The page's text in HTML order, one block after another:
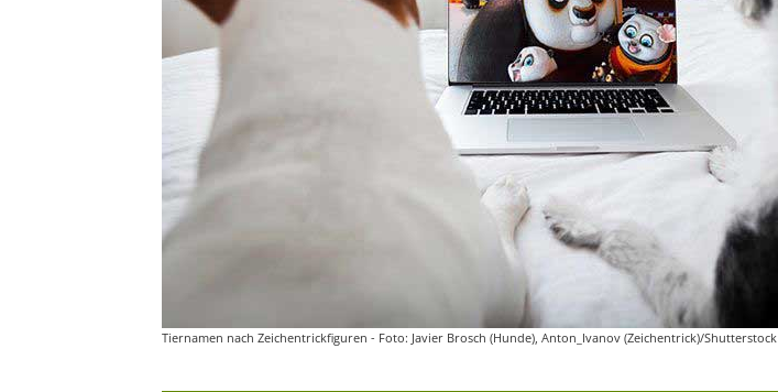
Tiernamen nach Zeichentrickfiguren - Foto: Javier Brosch (Hunde), Anton_Ivanov (Zeichentrick)/Shutterstock